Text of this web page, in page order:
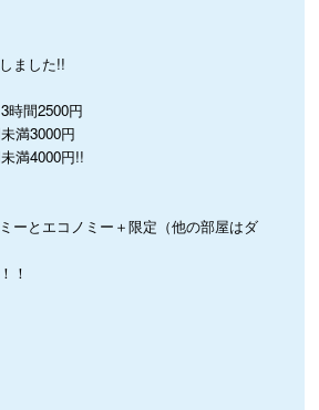
ました!!
時間2500円
満3000円
満4000円!!
ーとエコノミー＋限定（他の部屋はダ
！